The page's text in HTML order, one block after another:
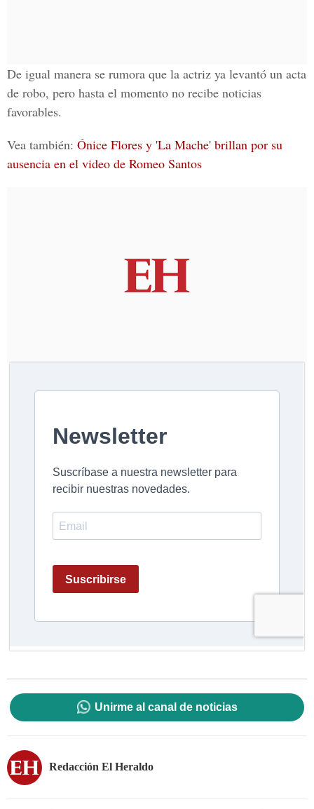
De igual manera se rumora que la actriz ya levantó un acta
de robo, pero hasta el momento no recibe noticias
favorables.
Vea también: Ónice Flores y 'La Mache' brillan por su
ausencia en el video de Romeo Santos
Unirme al canal de noticias
Redacción El Heraldo